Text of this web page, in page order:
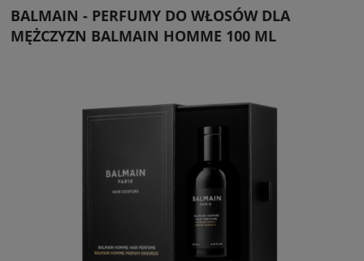
BALMAIN - PERFUMY DO WŁOSÓW DLA
MĘŻCZYZN BALMAIN HOMME 100 ML